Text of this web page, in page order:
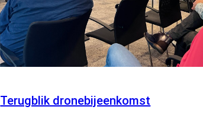
Terugblik dronebijeenkomst